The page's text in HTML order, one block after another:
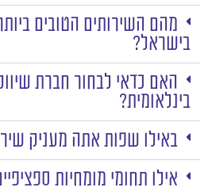
מהם השירותים הטובים
בישראל?
האם כדאי לבחור חברת
בינלאומית?
באילו שפות אתה מעניק
אילו תחומי מומחיות